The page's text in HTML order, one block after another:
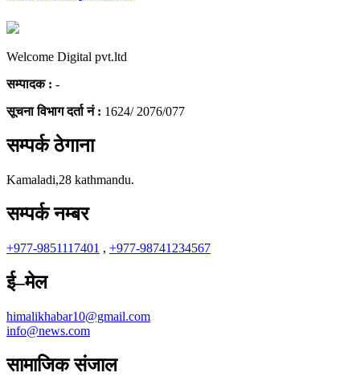
Welcome Digital pvt.ltd
सम्पादक : -
सूचना विभाग दर्ता नं : 1624/ 2076/077
सम्पर्क ठेगाना
Kamaladi,28 kathmandu.
सम्पर्क नम्बर
+977-9851117401 , +977-98741234567
ई–मेल
himalikhabar10@gmail.com
info@news.com
सामाजिक संजाल